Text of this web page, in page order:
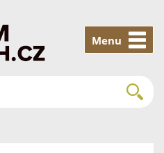
Menu